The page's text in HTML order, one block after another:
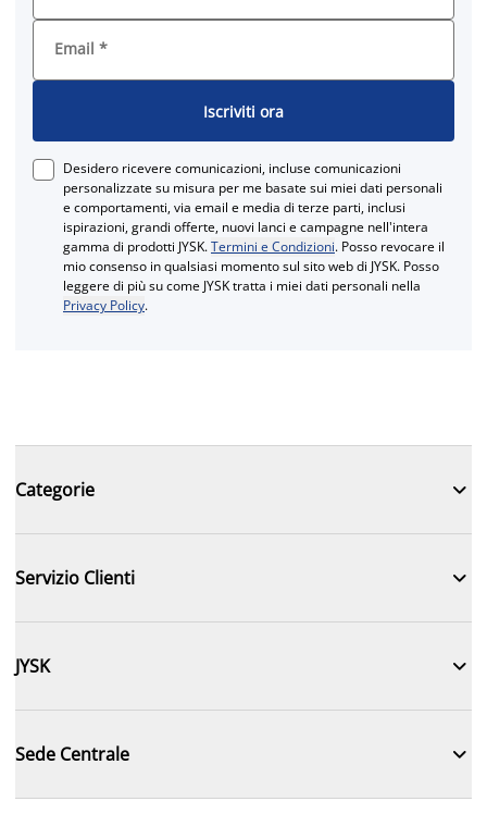
Email *
Iscriviti ora
Desidero ricevere comunicazioni, incluse comunicazioni
personalizzate su misura per me basate sui miei dati personali
e comportamenti, via email e media di terze parti, inclusi
ispirazioni, grandi offerte, nuovi lanci e campagne nell'intera
gamma di prodotti JYSK.Termini e Condizioni. Posso revocare il
mio consenso in qualsiasi momento sul sito web di JYSK. Posso
leggere di più su come JYSK tratta i miei dati personali nella
Privacy Policy.
Categorie 
Servizio Clienti 
JYSK 
Sede Centrale 